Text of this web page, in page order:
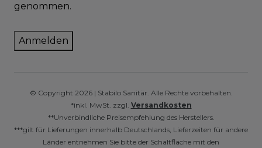
genommen.
Anmelden
© Copyright 2026 | Stabilo Sanitär. Alle Rechte vorbehalten.
*inkl. MwSt. zzgl. Versandkosten
**Unverbindliche Preisempfehlung des Herstellers.
***gilt für Lieferungen innerhalb Deutschlands, Lieferzeiten für andere
Länder entnehmen Sie bitte der Schaltfläche mit den